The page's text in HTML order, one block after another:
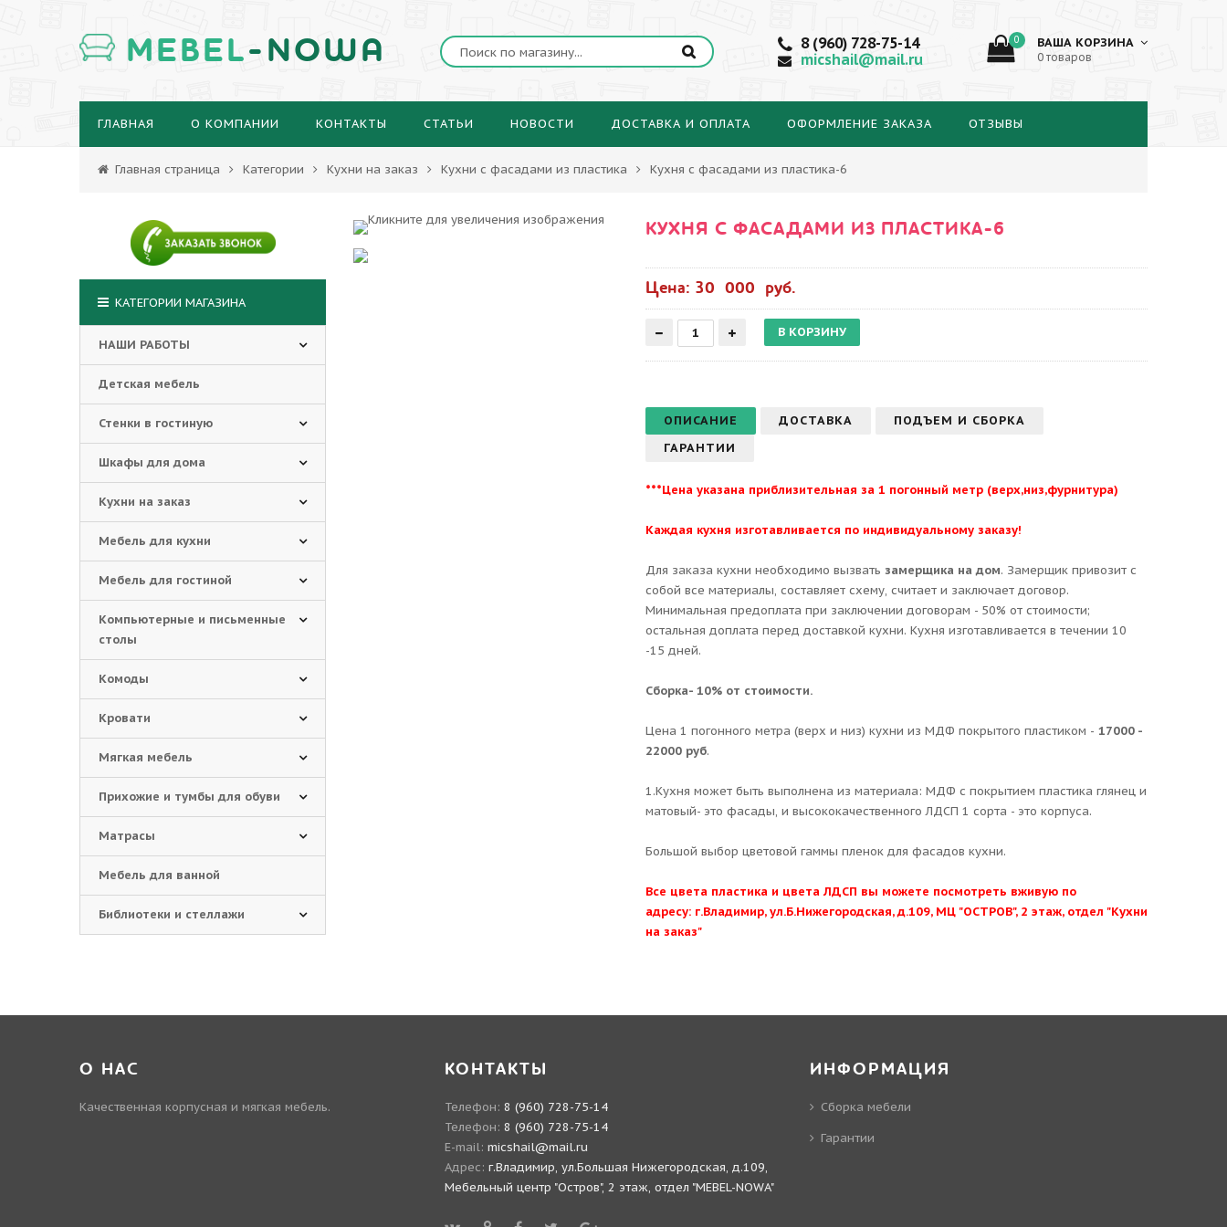
MEBEL-NOWA
8 (960) 728-75-14
micshail@mail.ru
0 ВАША КОРЗИНА
0 товаров
ГЛАВНАЯ О КОМПАНИИ КОНТАКТЫ СТАТЬИ НОВОСТИ ДОСТАВКА И ОПЛАТА ОФОРМЛЕНИЕ ЗАКАЗА ОТЗЫВЫ
Главная страница Категории Кухни на заказ Кухни с фасадами из пластика Кухня с фасадами из пластика-6
КУХНЯ С ФАСАДАМИ ИЗ ПЛАСТИКА-6
Цена: 30 000 руб.
ОПИСАНИЕ ДОСТАВКА
ПОДЪЕМ И СБОРКА
ГАРАНТИИ
***Цена указана приблизительная за 1 погонный метр (верх,низ,фурнитура)
Каждая кухня изготавливается по индивидуальному заказу!
Для заказа кухни необходимо вызвать замерщика на дом. Замерщик привозит с
собой все материалы, составляет схему, считает и заключает договор.
Минимальная предоплата при заключении договорам - 50% от стоимости;
остальная доплата перед доставкой кухни. Кухня изготавливается в течении 10
-15 дней.
Сборка- 10% от стоимости.
Цена 1 погонного метра (верх и низ) кухни из МДФ покрытого пластиком - 17000 -
22000 руб.
1.Кухня может быть выполнена из материала: МДФ с покрытием пластика глянец и
матовый- это фасады, и высококачественного ЛДСП 1 сорта - это корпуса.
Большой выбор цветовой гаммы пленок для фасадов кухни.
Все цвета пластика и цвета ЛДСП вы можете посмотреть вживую по
адресу: г.Владимир, ул.Б.Нижегородская, д.109, МЦ "ОСТРОВ", 2 этаж, отдел "Кухни
на заказ"
КАТЕГОРИИ МАГАЗИНА
НАШИ РАБОТЫ
Детская мебель
Стенки в гостиную
Шкафы для дома
Кухни на заказ
Мебель для кухни
Мебель для гостиной
Компьютерные и письменные
столы
Комоды
Кровати
Мягкая мебель
Прихожие и тумбы для обуви
Матрасы
Мебель для ванной
Библиотеки и стеллажи
О НАС
Качественная корпусная и мягкая мебель.
КОНТАКТЫ
Телефон: 8 (960) 728-75-14
Телефон: 8 (960) 728-75-14
E-mail: micshail@mail.ru
Адрес: г.Владимир, ул.Большая Нижегородская, д.109,
Мебельный центр "Остров", 2 этаж, отдел "MEBEL-NOWA"
ИНФОРМАЦИЯ
Сборка мебели
Гарантии